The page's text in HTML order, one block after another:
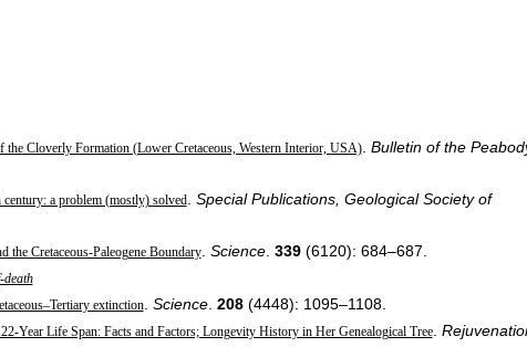
the Cloverly Formation (Lower Cretaceous, Western Interior, USA). Bulletin of the
a problem (mostly) solved. Special Publications, Geological Society of
the Cretaceous-Paleogene Boundary. Science. 339(6120): 684–687.
death
extinction. Science. 208(4448): 1095–1108.
Year Life Span: Facts and Factors; Longevity History in Her Genealogical Tree.